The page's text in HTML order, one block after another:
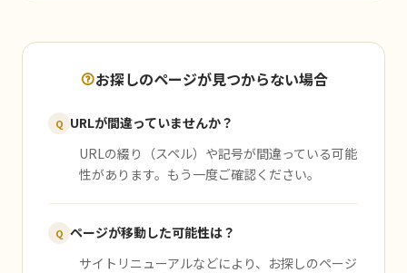
お探しのページが見つからない場合
Q URLが間違っていませんか？
URLの綴り（スペル）や記号が間違っている可能
性があります。もう一度ご確認ください。
Q ページが移動した可能性は？
サイトリニューアルなどにより、お探しのページ